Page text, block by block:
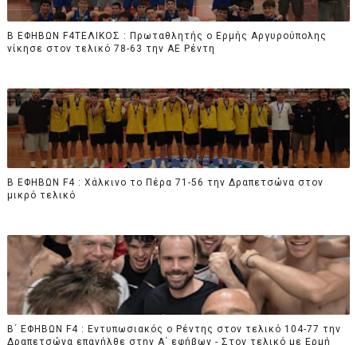
B ΕΦΗΒΩΝ F4ΤΕΛΙΚΟΣ : Πρωταθλητής ο Ερμής Αργυρούπολης
νίκησε στον τελικό 78-63 την ΑΕ Ρέντη
B ΕΦΗΒΩΝ F4 : Χάλκινο το Πέρα 71-56 την Δραπετσώνα στον
μικρό τελικό
Β΄ ΕΦΗΒΩΝ F4 : Εντυπωσιακός ο Ρέντης στον τελικό 104-77 την
Δραπετσώνα επανήλθε στην Α΄ εφήβων - Στον τελικό με Ερμή